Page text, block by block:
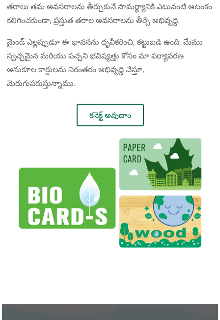
తరాలు తమ అవసరాలను తీర్చుకునే సామర్థ్యానికి ఎటువంటి ఆటంకం
కలిగించకుండా, ప్రస్తుత తరాల అవసరాలను తీర్చే అభివృద్ధి.
మైండ్ ఎల్లప్పుడూ ఈ భావనను ధృవీకరించి, కట్టుబడి ఉంది, మేము
స్వచ్ఛమైన మరియు పచ్చని భవిష్యత్తు కోసం మా పర్యావరణ
అనుకూల కార్డులను నిరంతరం అభివృద్ధి చేస్తూ,
మెరుగుపరుస్తున్నాము.
కనెక్ట్ అవుదాం